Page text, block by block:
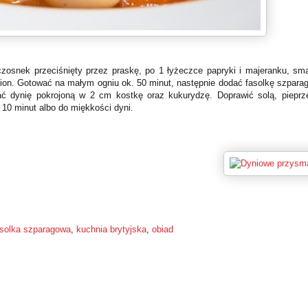
przeciśnięty przez praskę, po 1 łyżeczce papryki i majeranku,
Gotować na małym ogniu ok. 50 minut, następnie dodać fasolkę
dynię pokrojoną w 2 cm kostkę oraz kukurydzę. Doprawić solą,
minut albo do miękkości dyni.
szparagowa kuchnia brytyjska obiad